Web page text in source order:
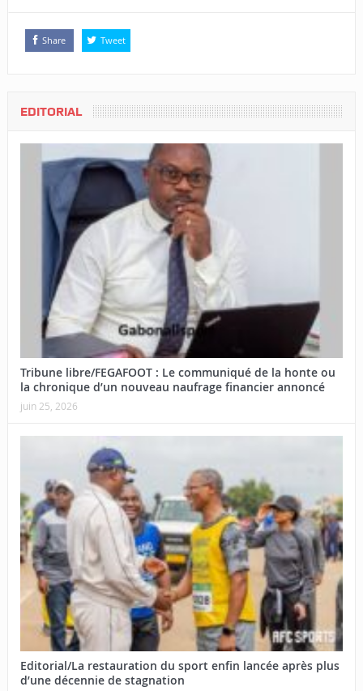
Share Tweet
EDITORIAL
Tribune libre/FEGAFOOT : Le communiqué de la honte ou
la chronique d’un nouveau naufrage financier annoncé
juin 25, 2026
Editorial/La restauration du sport enfin lancée après plus
d’une décennie de stagnation